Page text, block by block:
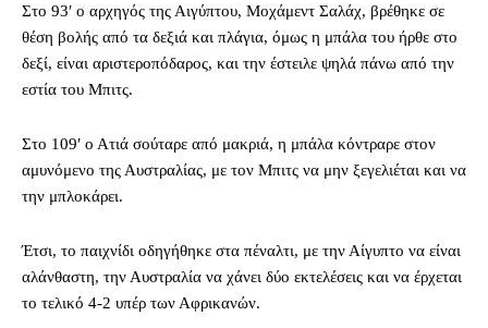
Στο 93′ ο αρχηγός της Αιγύπτου, Μοχάμεντ Σαλάχ, βρέθηκε σε
θέση βολής από τα δεξιά και πλάγια, όμως η μπάλα του ήρθε στο
δεξί, είναι αριστεροπόδαρος, και την έστειλε ψηλά πάνω από την
εστία του Μπιτς.
Στο 109′ ο Ατιά σούταρε από μακριά, η μπάλα κόντραρε στον
αμυνόμενο της Αυστραλίας, με τον Μπιτς να μην ξεγελιέται και να
την μπλοκάρει.
Έτσι, το παιχνίδι οδηγήθηκε στα πέναλτι, με την Αίγυπτο να είναι
αλάνθαστη, την Αυστραλία να χάνει δύο εκτελέσεις και να έρχεται
το τελικό 4-2 υπέρ των Αφρικανών.